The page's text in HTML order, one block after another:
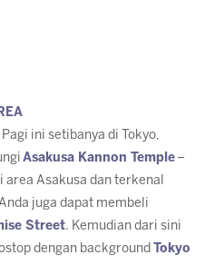
ini setibanya di Tokyo,
Asakusa Kannon Temple –
Asakusa dan terkenal
juga dapat membeli
Street. Kemudian dari sini
dengan background
Tokyo